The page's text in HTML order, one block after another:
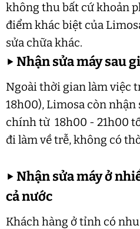
không thu bất cứ khoản
điểm khác biệt của
sửa chữa khác.
▶Nhận sửa máy sau
Ngoài thời gian làm việc
18h00), Limosa còn nhận
chính từ 18h00 - 21h00
đi làm về trễ, không có
▶Nhận sửa máy ở
cả nước
Khách hàng ở tỉnh có